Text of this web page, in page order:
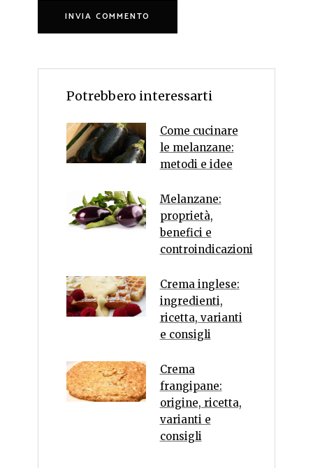
Potrebbero interessarti
Come cucinare
le melanzane:
metodi e idee
Melanzane:
proprietà,
benefici e
controindicazioni
Crema inglese:
ingredienti,
ricetta, varianti
e consigli
Crema
frangipane:
origine, ricetta,
varianti e
consigli